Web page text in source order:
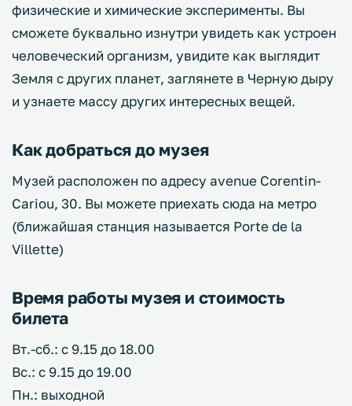
физические и химические эксперименты. Вы
сможете буквально изнутри увидеть как устроен
человеческий организм, увидите как выглядит
Земля с других планет, заглянете в Черную дыру
и узнаете массу других интересных вещей.
Как добраться до музея
Музей расположен по адресу avenue Corentin-
Cariou, 30. Вы можете приехать сюда на метро
(ближайшая станция называется Porte de la
Villette)
Время работы музея и стоимость
билета
Вт.-сб.: с 9.15 до 18.00
Вс.: с 9.15 до 19.00
Пн.: выходной